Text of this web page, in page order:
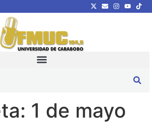
1 de mayo